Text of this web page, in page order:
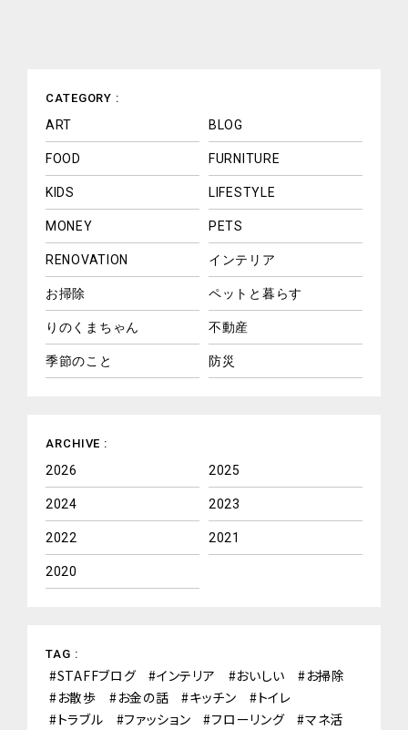
CATEGORY :
ART BLOG
FOOD FURNITURE
KIDS LIFESTYLE
MONEY PETS
RENOVATION インテリア
お掃除 ペットと暮らす
りのくまちゃん 不動産
季節のこと 防災
ARCHIVE :
2026 2025
2024 2023
2022 2021
2020
TAG :
STAFFブログ インテリア おいしい
お掃除
お散歩
お金の話 キッチン
トイレ
トラブル
ファッション フローリング
マネ活